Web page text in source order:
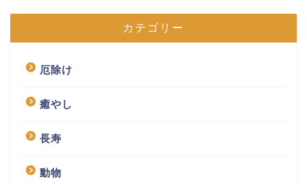
カテゴリー
厄除け
癒やし
長寿
動物